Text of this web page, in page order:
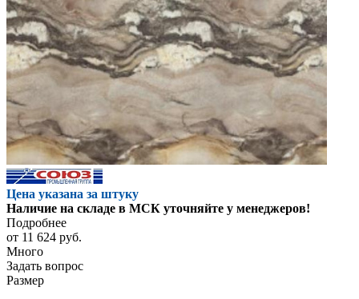
Цена указана за штуку
Наличие на складе в МСК уточняйте у менеджеров!
Подробнее
от 11 624 руб.
Много
Задать вопрос
Размер